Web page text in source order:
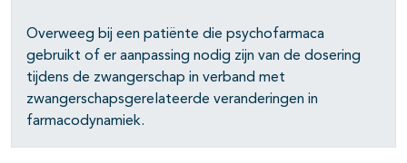
Overweeg bij een patiënte die psychofarmaca
gebruikt of er aanpassing nodig zijn van de dosering
tijdens de zwangerschap in verband met
zwangerschapsgerelateerde veranderingen in
farmacodynamiek.